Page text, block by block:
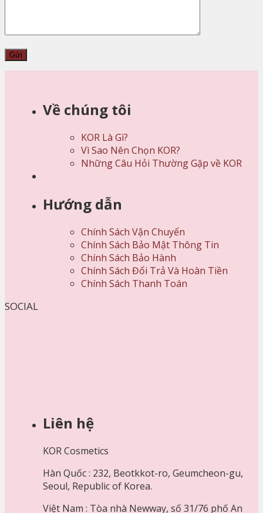
Về chúng tôi
KOR Là Gì?
Vì Sao Nên Chọn KOR?
Những Câu Hỏi Thường Gặp về KOR
Hướng dẫn
Chính Sách Vận Chuyển
Chính Sách Bảo Mật Thông Tin
Chính Sách Bảo Hành
Chính Sách Đổi Trả Và Hoàn Tiền
Chính Sách Thanh Toán
SOCIAL
Liên hệ
KOR Cosmetics
Hàn Quốc : 232, Beotkkot-ro, Geumcheon-gu,
Seoul, Republic of Korea.
Việt Nam : Tòa nhà Newway, số 31/76 phố An